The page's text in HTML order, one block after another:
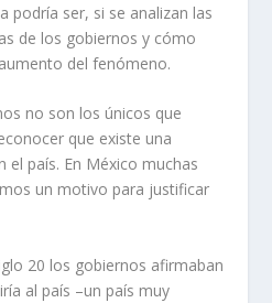
podría ser, si se analizan las
de los gobiernos y cómo
del fenómeno.
no son los únicos que
que existe una
el país. En México muchas
un motivo para justificar
20 los gobiernos afirmaban
al país –un país muy